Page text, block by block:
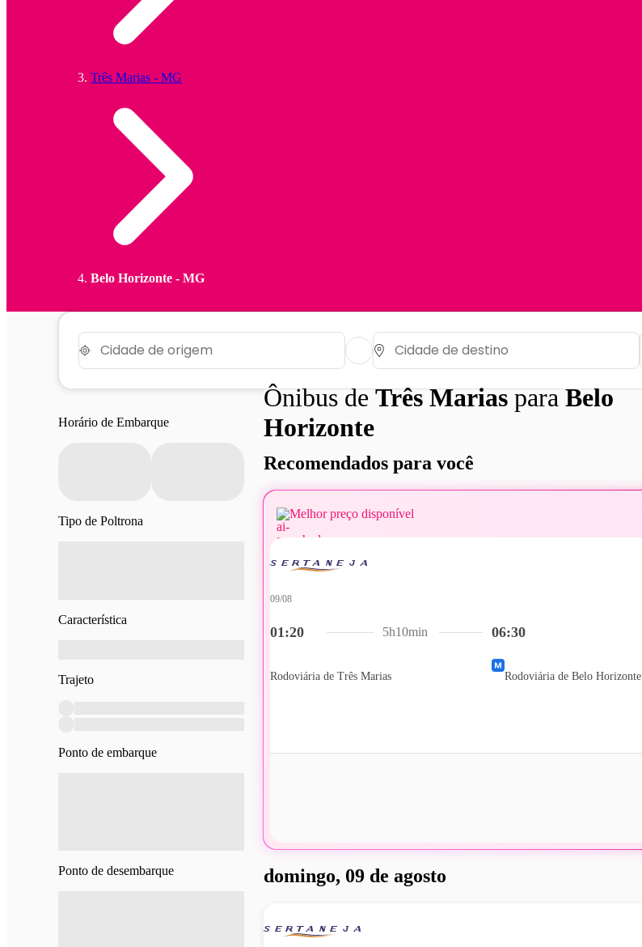
Três Marias - MG
Belo Horizonte - MG
Horário de Embarque
Tipo de Poltrona
Característica
Trajeto
Ponto de embarque
Ponto de desembarque
Ônibus deTrês MariasparaBelo
Horizonte
Recomendados para você
Melhor preço disponível
01:20
09/08
Rodoviária de Três Marias
06:30
Rodoviária de Belo Horizonte
5h10min
domingo, 09 de agosto